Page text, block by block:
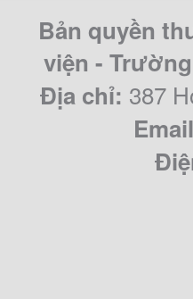
CAO ĐẲNG
QUY KHÓA
Bản quyền
viện -
Địa chỉ: 387